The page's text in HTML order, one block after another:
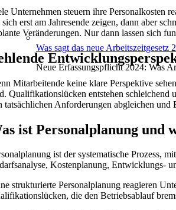
Was sagt das neue Arbeitszeitgesetz
Neue Erfassungspflicht 2024: Was
Unternehmen steuern ihre Personalkosten
sich erst am Jahresende zeigen, dann aber
Veränderungen. Nur dann lassen sich
Mitarbeitende keine klare Perspektive
Qualifikationslücken entstehen schleichend
tatsächlichen Anforderungen abgleichen
ist Personalplanung und
ist der systematische Prozess,
Kostenplanung, Entwicklungs-
strukturierte Personalplanung reagieren
die den Betriebsablauf